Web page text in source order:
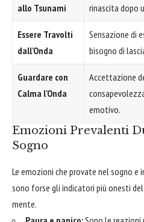
allo Tsunami
rinascita dopo
Essere Travolti
dall'Onda
Sensazione di
bisogno di
Guardare con
Calma l'Onda
Accettazione
emotivo.
Emozioni Prevalenti
Sogno
Le emozioni che provate nel sogno
sono forse gli indicatori più onesti
mente.